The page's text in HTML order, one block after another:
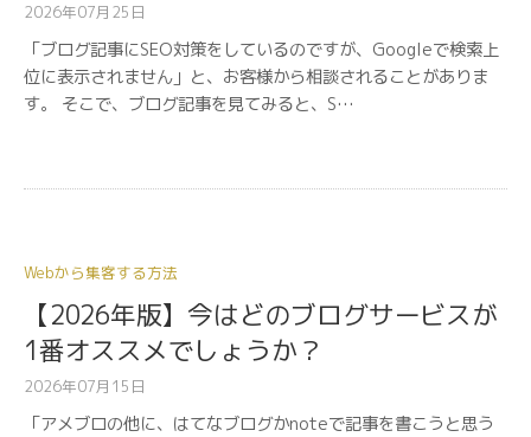
2026年07月25日
「ブログ記事にSEO対策をしているのですが、Googleで検索上
位に表示されません」と、お客様から相談されることがありま
す。 そこで、ブログ記事を見てみると、S…
Webから集客する方法
【2026年版】今はどのブログサービスが
1番オススメでしょうか？
2026年07月15日
「アメブロの他に、はてなブログかnoteで記事を書こうと思う